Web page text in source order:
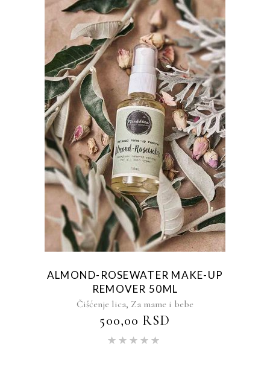
ALMOND-ROSEWATER MAKE-UP
REMOVER 50ML
Čišćenje lica, Za mame i bebe
500,00 RSD